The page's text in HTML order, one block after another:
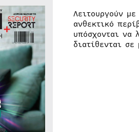
Λειτουργούν
ανθεκτικό
υπόσχονται να
διατίθενται